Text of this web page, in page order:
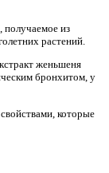
получаемое из
растений.
женьшеня
бронхитом, у
которые